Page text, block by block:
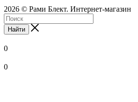
2026 © Рами Блект. Интернет-магазин
Найти
0
0